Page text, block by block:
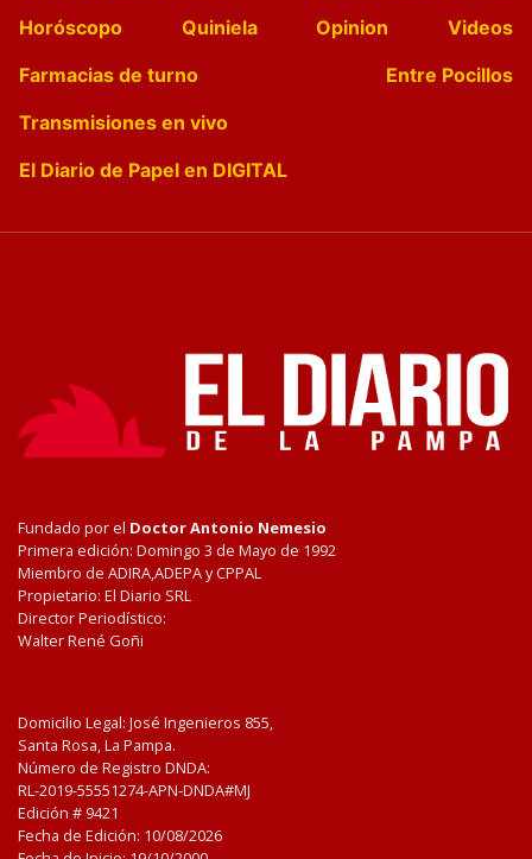
Horóscopo
Quiniela Opinion
Videos
Farmacias de turno
Entre Pocillos
Transmisiones en vivo
El Diario de Papel en DIGITAL
Fundado por el Doctor Antonio Nemesio
Primera edición: Domingo 3 de Mayo de 1992
Miembro de ADIRA,ADEPA y CPPAL
Propietario: El Diario SRL
Director Periodístico:
Walter René Goñi
Domicilio Legal: José Ingenieros 855,
Santa Rosa, La Pampa.
Número de Registro DNDA:
RL-2019-55551274-APN-DNDA#MJ
Edición # 9421
Fecha de Edición: 10/08/2026